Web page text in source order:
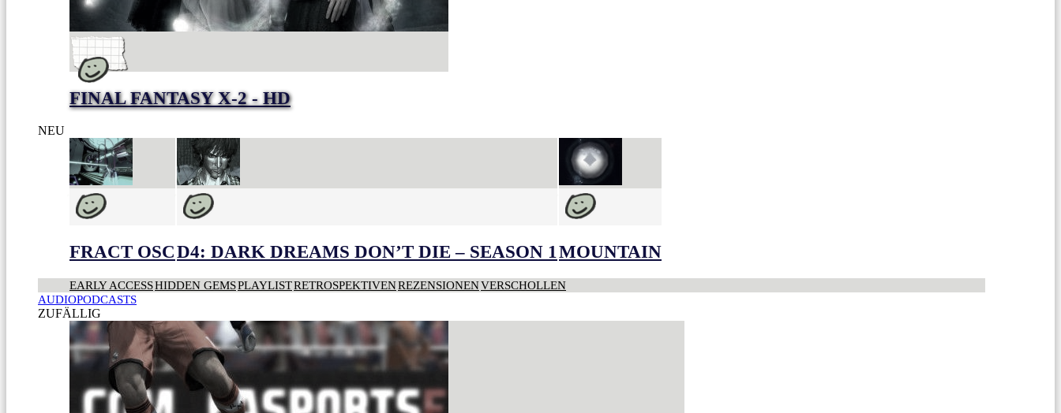
FINAL FANTASY X-2 - HD
NEU
FRACT OSCD4: DARK DREAMS DON’T DIE – SEASON 1MOUNTAIN
EARLY ACCESSHIDDEN GEMSPLAYLISTRETROSPEKTIVENREZENSIONENVERSCHOLLEN
AUDIOPODCASTS
ZUFÄLLIG